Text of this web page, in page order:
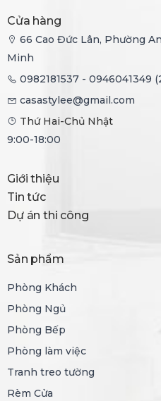
Cửa hàng
66 Cao Đức Lân, Phường
Minh
0982181537 - 0946041349
casastylee@gmail.com
Thứ Hai-Chủ Nhật
9:00-18:00
Giới thiệu
Tin tức
Dự án thi công
Sản phẩm
Phòng Khách
Phòng Ngủ
Phòng Bếp
Phòng làm việc
Tranh treo tường
Rèm Cửa